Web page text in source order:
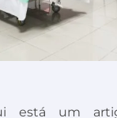
está um